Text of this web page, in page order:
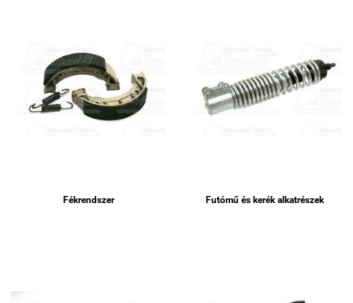
Fékrendszer Futómű és kerék alkatrészek